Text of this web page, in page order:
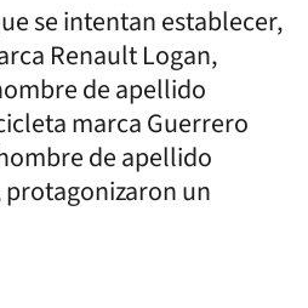
se intentan establecer,
Renault Logan,
de apellido
marca Guerrero
de apellido
protagonizaron un